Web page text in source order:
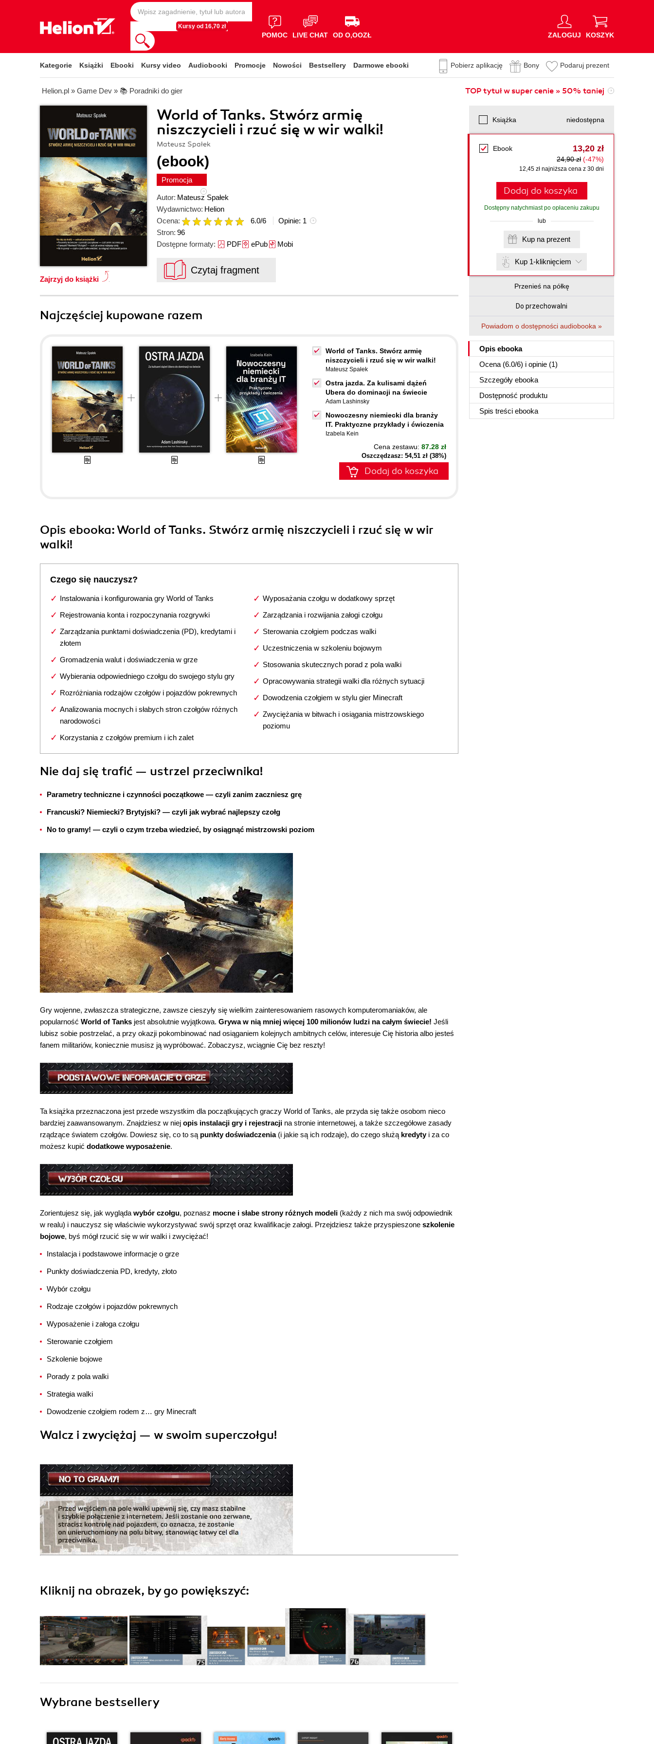
Kursy od 16,70 zł
POMOC LIVE CHAT OD O,OOZŁ ZALOGUJ KOSZYK
Kategorie Książki Ebooki Kursy video Audiobooki Promocje Nowości Bestsellery Darmowe ebooki Pobierz aplikację Bony Podaruj prezent
Helion.pl » Game Dev » 📚 Poradniki do gier TOP tytuł w super cenie » 50% taniej
World of Tanks. Stwórz armię
niszczycieli i rzuć się w wir walki!
Mateusz Spałek
(ebook)
Promocja
Zajrzyj do książki
Autor: Mateusz Spałek
Wydawnictwo: Helion
Ocena:
6.0/6 Opinie: 1
Stron: 96
Dostępne formaty: PDFePubMobi
Czytaj fragment
Książka niedostępna
Ebook 13,20 zł
24,90 zł (-47%)
12,45 zł najniższa cena z 30 dni
Dodaj do koszyka
Dostępny natychmiast po opłaceniu zakupu
lub
Kup na prezent
Kup 1-kliknięciem
Przenieś na półkę
Do przechowalni
Powiadom o dostępności audiobooka »
Opis ebooka
Ocena (6.0/6) i opinie (1)
Szczegóły ebooka
Dostępność produktu
Spis treści ebooka
Najczęściej kupowane razem
World of Tanks. Stwórz armię
niszczycieli i rzuć się w wir walki!
Mateusz Spałek
Ostra jazda. Za kulisami dążeń
Ubera do dominacji na świecie
Adam Lashinsky
Nowoczesny niemiecki dla branży
IT. Praktyczne przykłady i ćwiczenia
Izabela Kein
Cena zestawu: 87.28 zł
Oszczędzasz: 54,51 zł (38%)
Dodaj do koszyka
Opis ebooka: World of Tanks. Stwórz armię niszczycieli i rzuć się w wir
walki!
Czego się nauczysz?
Instalowania i konfigurowania gry World of Tanks
Rejestrowania konta i rozpoczynania rozgrywki
Zarządzania punktami doświadczenia (PD), kredytami i
złotem
Gromadzenia walut i doświadczenia w grze
Wybierania odpowiedniego czołgu do swojego stylu gry
Rozróżniania rodzajów czołgów i pojazdów pokrewnych
Analizowania mocnych i słabych stron czołgów różnych
narodowości
Korzystania z czołgów premium i ich zalet
Wyposażania czołgu w dodatkowy sprzęt
Zarządzania i rozwijania załogi czołgu
Sterowania czołgiem podczas walki
Uczestniczenia w szkoleniu bojowym
Stosowania skutecznych porad z pola walki
Opracowywania strategii walki dla różnych sytuacji
Dowodzenia czołgiem w stylu gier Minecraft
Zwyciężania w bitwach i osiągania mistrzowskiego
poziomu
Nie daj się trafić — ustrzel przeciwnika!
Parametry techniczne i czynności początkowe — czyli zanim zaczniesz grę
Francuski? Niemiecki? Brytyjski? — czyli jak wybrać najlepszy czołg
No to gramy! — czyli o czym trzeba wiedzieć, by osiągnąć mistrzowski poziom
Gry wojenne, zwłaszcza strategiczne, zawsze cieszyły się wielkim zainteresowaniem rasowych komputeromaniaków, ale
popularność World of Tanks jest absolutnie wyjątkowa. Grywa w nią mniej więcej 100 milionów ludzi na całym świecie! Jeśli
lubisz sobie postrzelać, a przy okazji pokombinować nad osiąganiem kolejnych ambitnych celów, interesuje Cię historia albo jesteś
fanem militariów, koniecznie musisz ją wypróbować. Zobaczysz, wciągnie Cię bez reszty!
Ta książka przeznaczona jest przede wszystkim dla początkujących graczy World of Tanks, ale przyda się także osobom nieco
bardziej zaawansowanym. Znajdziesz w niej opis instalacji gry i rejestracji na stronie internetowej, a także szczegółowe zasady
rządzące światem czołgów. Dowiesz się, co to są punkty doświadczenia(i jakie są ich rodzaje), do czego służą kredytyi za co
możesz kupić dodatkowe wyposażenie.
Zorientujesz się, jak wygląda wybór czołgu, poznasz mocne i słabe strony różnych modeli (każdy z nich ma swój odpowiednik
w realu) i nauczysz się właściwie wykorzystywać swój sprzęt oraz kwalifikacje załogi. Przejdziesz także przyspieszone szkolenie
bojowe, byś mógł rzucić się w wir walki i zwyciężać!
Instalacja i podstawowe informacje o grze
Punkty doświadczenia PD, kredyty, złoto
Wybór czołgu
Rodzaje czołgów i pojazdów pokrewnych
Wyposażenie i załoga czołgu
Sterowanie czołgiem
Szkolenie bojowe
Porady z pola walki
Strategia walki
Dowodzenie czołgiem rodem z… gry Minecraft
Walcz i zwyciężaj — w swoim superczołgu!
Kliknij na obrazek, by go powiększyć:
Wybrane bestsellery